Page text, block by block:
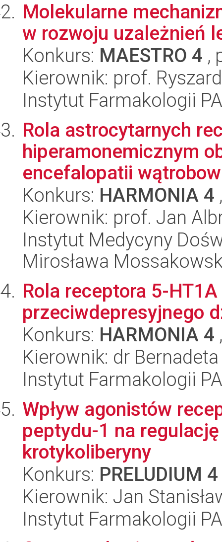
Molekularne
w rozwoju uzależnień
Konkurs: MAESTRO 4 ,
Kierownik: prof.
Instytut Farmakologii
Rola astrocytarnych
hiperamonemicznym
encefalopatii
Konkurs: HARMONIA 4
Kierownik: prof. Jan
Instytut Medycyny
Mirosława
Rola receptora 5-
przeciwdepresyjnego
Konkurs: HARMONIA 4
Kierownik: dr
Instytut Farmakologii
Wpływ agonistów
peptydu-1 na
krotykoliberyny
Konkurs: PRELUDIUM 4
Kierownik: Jan
Instytut Farmakologii